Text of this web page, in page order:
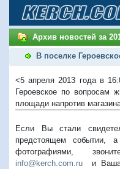
Архив новостей за
В поселке
<5 апреля 2013 года в
Героевское по вопросам
площади напротив
Если Вы стали
предстоящем событии, а
фотографиями,
info@kerch.com.ru и Ваша